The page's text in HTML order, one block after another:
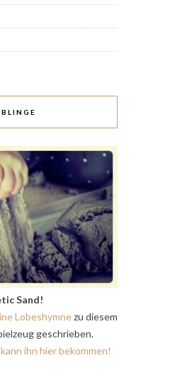
Sand!
Lobeshymnezu diesem
geschrieben.
ihn hier bekommen!